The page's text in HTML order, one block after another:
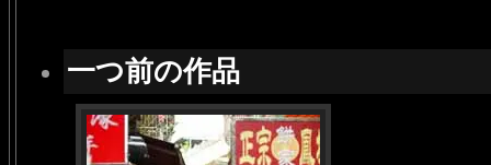
一つ前の作品